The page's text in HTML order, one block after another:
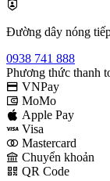
Đường dây nóng
0938 741 888
Phương thức thanh
VNPay
MoMo
Apple Pay
Visa
Mastercard
Chuyển khoản
QR Code